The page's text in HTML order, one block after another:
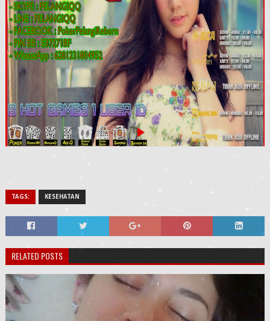
TAGS: KESEHATAN
RELATED POSTS